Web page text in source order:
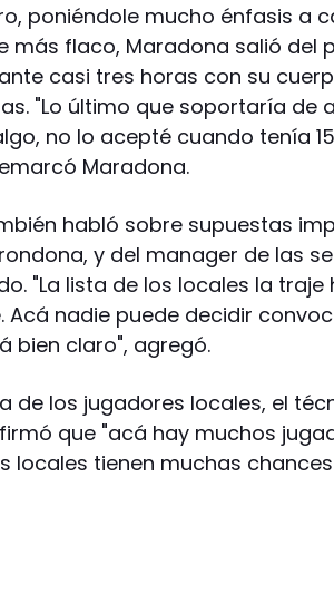
poniéndole mucho énfasis a
más flaco, Maradona salió del
casi tres horas con su
"Lo último que soportaría de
no lo acepté cuando tenía
Maradona.
habló sobre supuestas
y del manager de las
"La lista de los locales la
Acá nadie puede decidir
bien claro", agregó.
de los jugadores locales, el
que "acá hay muchos
locales tienen muchas